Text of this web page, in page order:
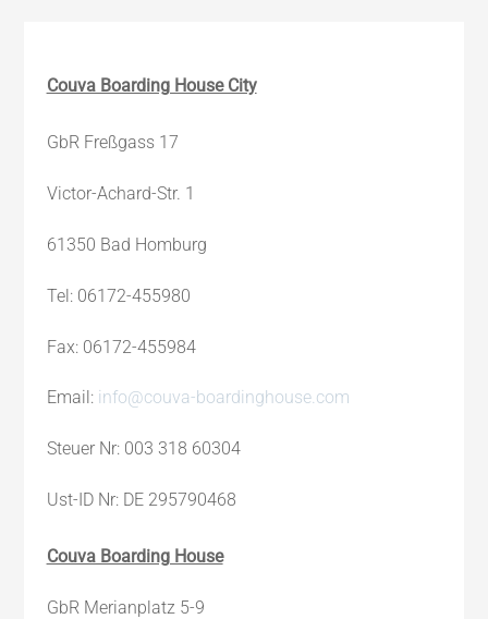
Couva Boarding House City
GbR Freßgass 17
Victor-Achard-Str. 1
61350 Bad Homburg
Tel: 06172-455980
Fax: 06172-455984
Email: info@couva-boardinghouse.com
Steuer Nr: 003 318 60304
Ust-ID Nr: DE 295790468
Couva Boarding House
GbR Merianplatz 5-9